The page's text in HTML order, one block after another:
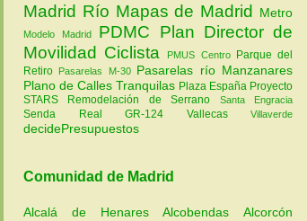
Madrid Río Mapas de Madrid Metro
Modelo Madrid PDMC Plan Director de
Movilidad Ciclista
PMUS Centro Parque del
Retiro Pasarelas M-30 Pasarelas río Manzanares
Plano de Calles Tranquilas Plaza España Proyecto
STARS Remodelación de Serrano Santa Engracia
Senda Real GR-124 Vallecas Villaverde
decidePresupuestos
Comunidad de Madrid
Alcalá de HenaresAlcobendas Alcorcón